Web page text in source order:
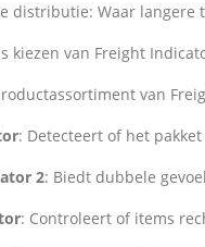
distributie: Waar
kiezen van Freight
van
: Detecteert of het
2: Biedt dubbele
: Controleert of items